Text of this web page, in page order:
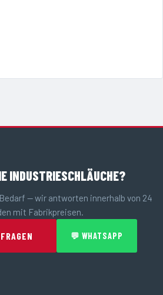
INDUSTRIESCHLÄUCHE?
— wir antworten innerhalb von 24
mit Fabrikpreisen.
💬 WHATSAPP